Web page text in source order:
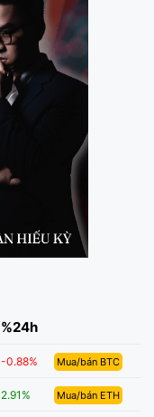
%24h
-0.88% Mua/bán BTC
2.91% Mua/bán ETH